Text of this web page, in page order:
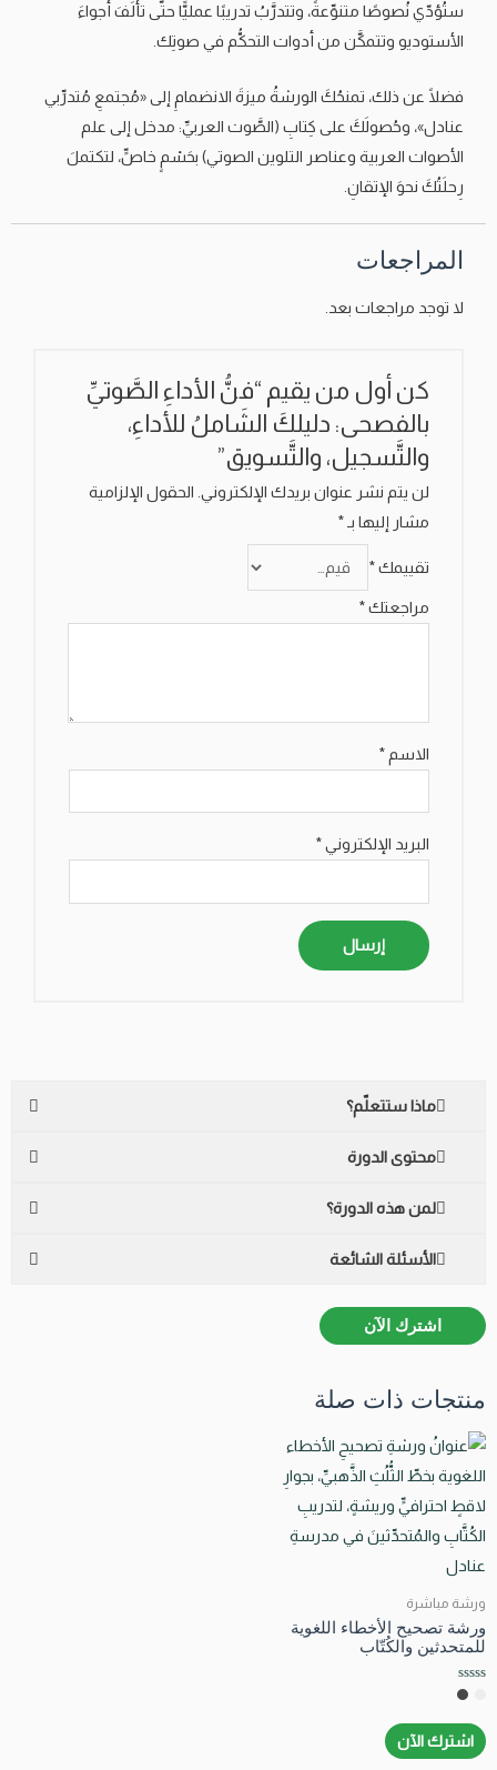
ستُؤدّي نُصوصًا متنوِّعةً، وتتدرَّبُ تدريبًا عمليًّا حتّى تألَفَ أجواءَ
الأستوديو وتتمكَّن من أدوات التحكُّم في صوتِك.
فضلًا عن ذلك، تمنحُكَ الورشةُ ميزةَ الانضمامِ إلى «مُجتمعِ مُتدرِّبي
عنادل»، وحُصولَكَ على كِتابِ (الصَّوت العربيِّ: مدخل إلى علم
الأصوات العربية وعناصر التلوين الصوتي) بحَسْمٍ خاصٍّ، لتكتملَ
رِحلَتُكَ نحوَ الإتقانِ.
المراجعات
لا توجد مراجعات بعد.
كن أول من يقيم “فنُّ الأداءِ الصَّوتيِّ
بالفصحى: دليلكَ الشَاملُ للأداءِ،
والتَّسجيل، والتَّسويق”
لن يتم نشر عنوان بريدك الإلكتروني. الحقول الإلزامية
مشار إليها بـ*
تقييمك*
مراجعتك*
الاسم*
البريد الإلكتروني*
ماذا ستتعلّم؟
محتوى الدورة
لمن هذه الدورة؟
الأسئلة الشائعة
اشترك الآن
منتجات ذات صلة
ورشة مباشرة
ورشة تصحيح الأخطاء اللغوية
للمتحدثين والكُتّاب
من
5
اشترك الآن